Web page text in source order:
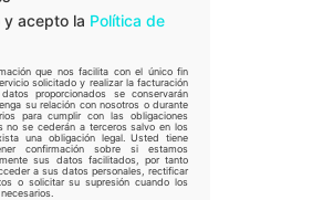
y acepto la Política de
que nos facilita con el único fin
solicitado y realizar la facturación
proporcionados se conservarán
su relación con nosotros o durante
para cumplir con las obligaciones
no se cederán a terceros salvo en los
una obligación legal. Usted tiene
confirmación sobre si estamos
sus datos facilitados, por tanto
a sus datos personales, rectificar
o solicitar su supresión cuando los